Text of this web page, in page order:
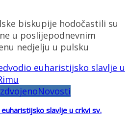
biskupije hodočastili su
u poslijepodnevnim
nedjelju u pulsku
Novosti
slavlje u crkvi sv.